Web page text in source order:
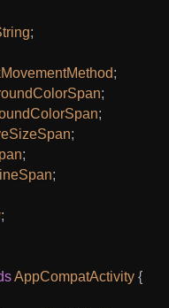
;
;
;
;
;
;
;
;
AppCompatActivity {